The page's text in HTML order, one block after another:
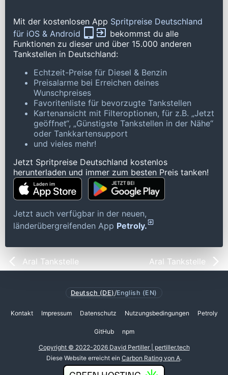
Mit der kostenlosen App Spritpreise Deutschland
für iOS & Android
bekommst du alle
Funktionen zu dieser und über 15.000 anderen
Tankstellen in Deutschland:
Echtzeit-Preise für Diesel & Benzin
Preisalarme bei Erreichen deines
Wunschpreises
Favoritenliste für bevorzugte Tankstellen
Kartenansicht mit Filteroptionen, für z.B. „Jetzt
geöffnet“, „Günstigste Tankstellen in der Nähe“
oder Tankkartensupport
und vieles mehr!
Jetzt Spritpreise Deutschland kostenlos
herunterladen und immer zum besten Preis tanken!
Jetzt auch verfügbar in der neuen,
länderübergreifenden App Petroly.
Aral Tankstelle Aral Tankstelle
Deutsch (DE) /English (EN)
Kontakt Impressum Datenschutz Nutzungsbedingungen Petroly
GitHub npm
Copyright © 2022-2026 David Pertiller | pertiller.tech
Diese Website erreicht ein Carbon Rating von A.